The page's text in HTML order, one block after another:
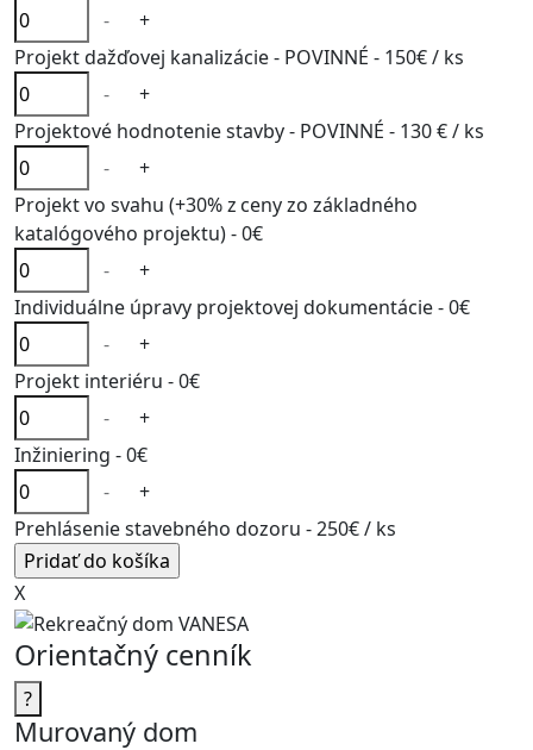
-
+
Projekt dažďovej kanalizácie - POVINNÉ - 150€/ ks
-
+
Projektové hodnotenie stavby - POVINNÉ - 130 €/ ks
-
+
Projekt vo svahu (+30% z ceny zo základného
katalógového projektu) -0€
-
+
Individuálne úpravy projektovej dokumentácie -0€
-
+
Projekt interiéru -0€
-
+
Inžiniering -0€
-
+
Prehlásenie stavebného dozoru -250€/ ks
X
Orientačný cenník
?
Murovaný dom